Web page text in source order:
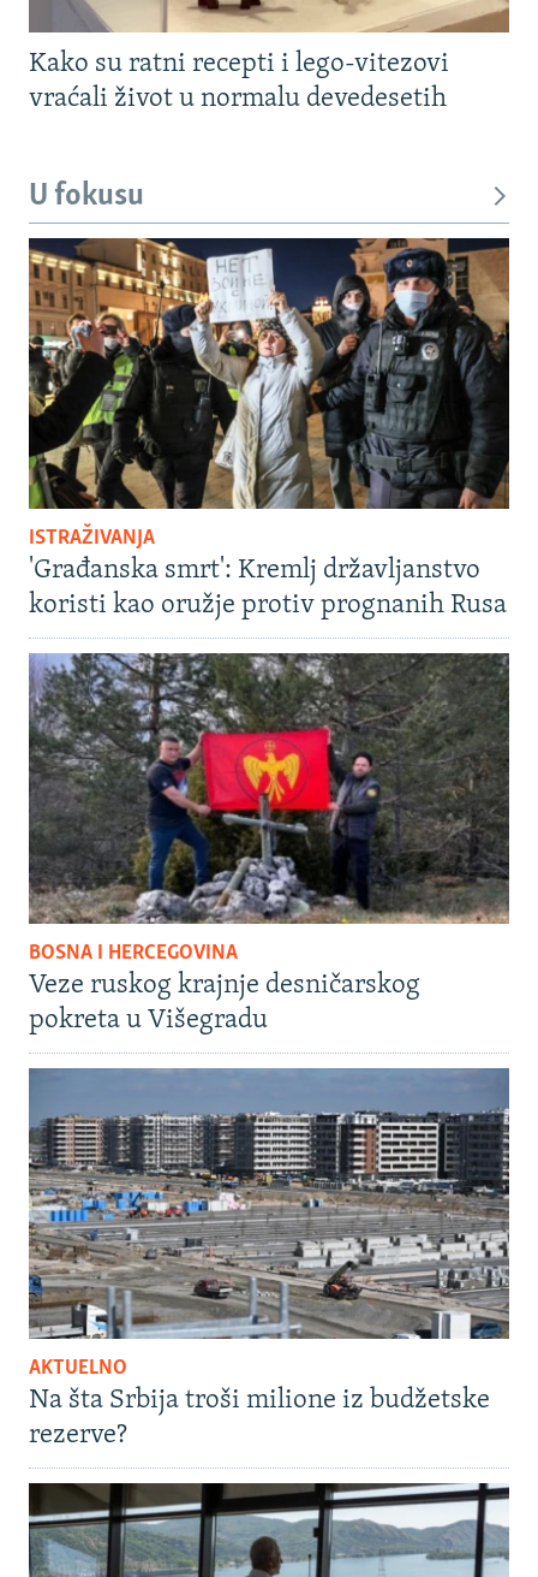
Kako su ratni recepti i lego-vitezovi
vraćali život u normalu devedesetih
U fokusu
ISTRAŽIVANJA
'Građanska smrt': Kremlj državljanstvo
koristi kao oružje protiv prognanih Rusa
BOSNA I HERCEGOVINA
Veze ruskog krajnje desničarskog
pokreta u Višegradu
AKTUELNO
Na šta Srbija troši milione iz budžetske
rezerve?